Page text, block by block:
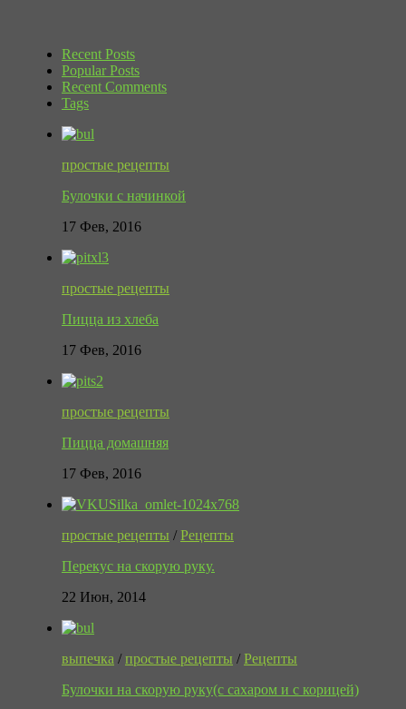
Recent Posts
Popular Posts
Recent Comments
Tags
простые рецепты
Булочки с начинкой
17 Фев, 2016
простые рецепты
Пицца из хлеба
17 Фев, 2016
простые рецепты
Пицца домашняя
17 Фев, 2016
простые рецепты /Рецепты
Перекус на скорую руку.
22 Июн, 2014
выпечка /простые рецепты /Рецепты
Булочки на скорую руку(с сахаром и с корицей)